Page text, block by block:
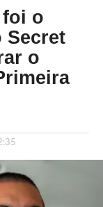
o
Secret
o